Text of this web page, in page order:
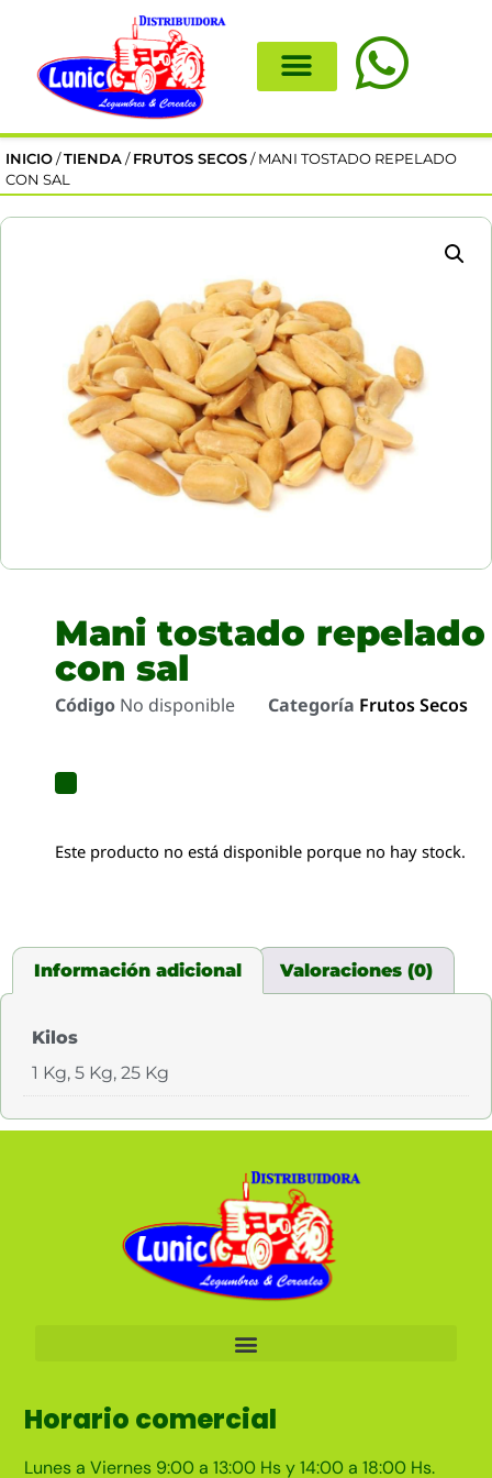
INICIO /TIENDA / FRUTOS SECOS / MANI TOSTADO REPELADO
CON SAL
Mani tostado repelado
con sal
Código No disponible Categoría Frutos Secos
Este producto no está disponible porque no hay stock.
Información adicional Valoraciones (0)
Kilos
1 Kg, 5 Kg, 25 Kg
Horario comercial
Lunes a Viernes 9:00 a 13:00 Hs y 14:00 a 18:00 Hs.